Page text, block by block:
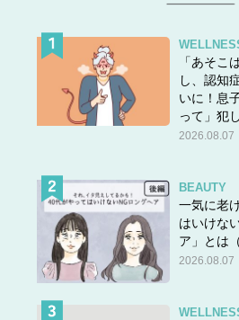
「あそこ
し、認知
いに！息
って」犯
2026.08.07
BEAUTY
一気に老
はいけな
ア」とは
2026.08.07